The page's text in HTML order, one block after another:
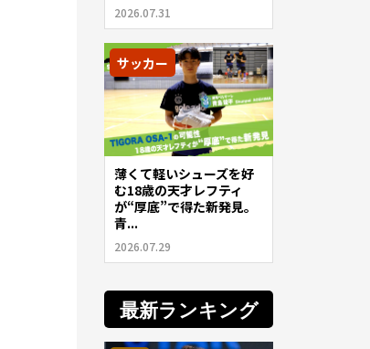
2026.07.31
サッカー
薄くて軽いシューズを好
む18歳の天才レフティ
が“厚底”で得た新発見。
青...
2026.07.29
最新ランキング